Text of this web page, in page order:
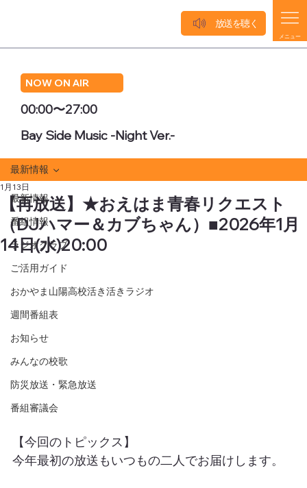
NOW ON AIR
00:00〜27:00
Bay Side Music -Night Ver.-
メニュー
放送を聴く
最新情報
番組情報
ラジオクラブ
ご活用ガイド
おかやま山陽高校活き活きラジオ
週間番組表
お知らせ
みんなの校歌
防災放送・緊急放送
番組審議会
最新情報
【再放送】★おえはま青春リクエスト
（DJハマー＆カブちゃん）■2026年1月
14日(水)20:00
1月13日
【今回のトピックス】
今年最初の放送もいつもの二人でお届けします。